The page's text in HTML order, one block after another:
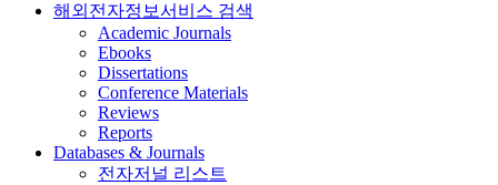
해외전자정보서비스 검색
Academic Journals
Ebooks
Dissertations
Conference Materials
Reviews
Reports
Databases & Journals
전자저널 리스트